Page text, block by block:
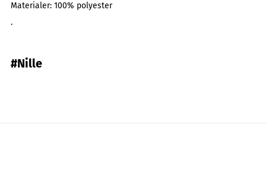
Materialer: 100% polyester
.
#Nille